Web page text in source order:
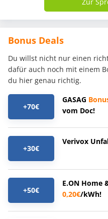
Bonus Deals
Du willst nicht nur einen
dafür auch noch mit einem
du hier genau richtig.
+70€
GASAG
vom Doc!
+30€
Verivox
+50€
E.ON Home
0,20€/kWh!